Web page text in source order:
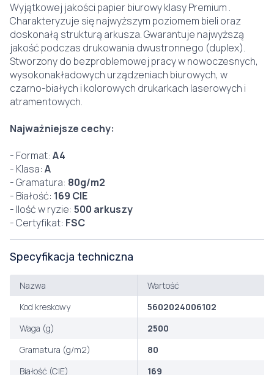
Wyjątkowej jakości papier biurowy klasy Premium .
Charakteryzuje się najwyższym poziomem bieli oraz
doskonałą strukturą arkusza. Gwarantuje najwyższą
jakość podczas drukowania dwustronnego (duplex).
Stworzony do bezproblemowej pracy w nowoczesnych,
wysokonakładowych urządzeniach biurowych, w
czarno-białych i kolorowych drukarkach laserowych i
atramentowych.
Najważniejsze cechy:
- Format: A4
- Klasa: A
- Gramatura: 80g/m2
- Białość: 169 CIE
- Ilość w ryzie: 500 arkuszy
- Certyfikat: FSC
Specyfikacja techniczna
Nazwa
Wartość
Kod kreskowy
5602024006102
Waga (g)
2500
Gramatura (g/m2)
80
Białość (CIE)
169